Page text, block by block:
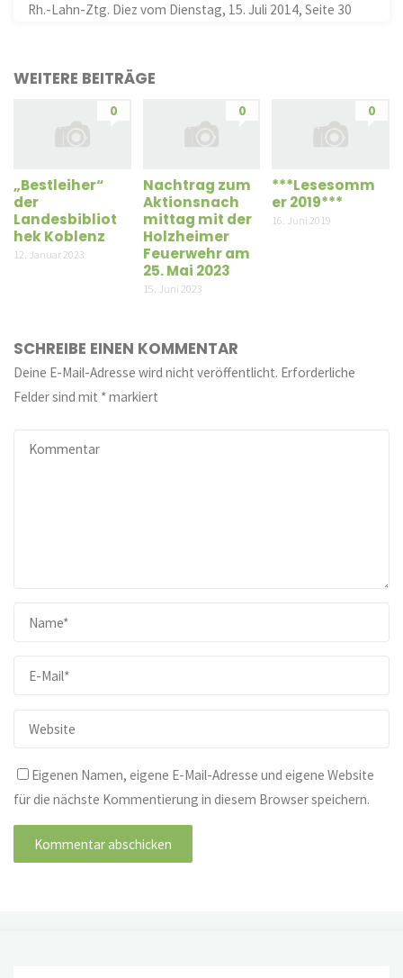
Rh.-Lahn-Ztg. Diez vom Dienstag, 15. Juli 2014, Seite 30
WEITERE BEITRÄGE
0
„Bestleiher“
der
Landesbibliot
hek Koblenz
12. Januar 2023
0
Nachtrag zum
Aktionsnach
mittag mit der
Holzheimer
Feuerwehr am
25. Mai 2023
15. Juni 2023
0
***Lesesomm
er 2019***
16. Juni 2019
SCHREIBE EINEN KOMMENTAR
Deine E-Mail-Adresse wird nicht veröffentlicht. Erforderliche
Felder sind mit *markiert
Eigenen Namen, eigene E-Mail-Adresse und eigene Website
für die nächste Kommentierung in diesem Browser speichern.